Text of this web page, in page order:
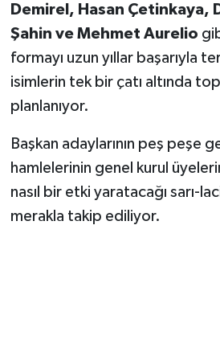
Demirel, Hasan Çetinkaya,
Şahin ve Mehmet Aurelio
formayı uzun yıllar başarıyla
isimlerin tek bir çatı altında
planlanıyor.
Başkan adaylarının peş peşe
hamlelerinin genel kurul
nasıl bir etki yaratacağı sarı-
merakla takip ediliyor.